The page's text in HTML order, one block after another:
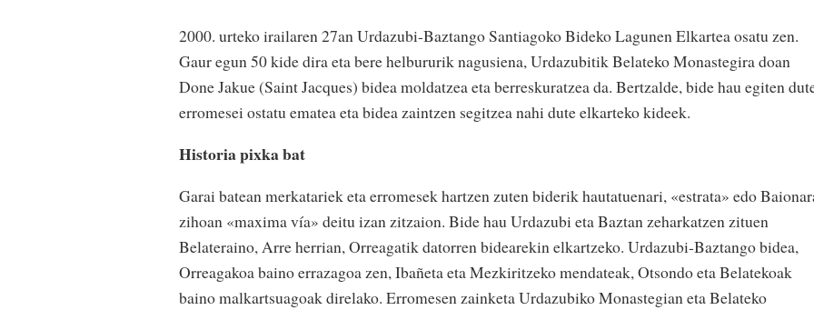
2000. urteko irailaren 27an Urdazubi-Baztango Santiagoko Bideko Lagunen Elkartea osatu zen.
Gaur egun 50 kide dira eta bere helbururik nagusiena, Urdazubitik Belateko Monastegira doan
Done Jakue (Saint Jacques) bidea moldatzea eta berreskuratzea da. Bertzalde, bide hau egiten
erromesei ostatu ematea eta bidea zaintzen segitzea nahi dute elkarteko kideek.
Historia pixka bat
Garai batean merkatariek eta erromesek hartzen zuten biderik hautatuenari, «estrata» edo
zihoan «maxima vía» deitu izan zitzaion. Bide hau Urdazubi eta Baztan zeharkatzen zituen
Belateraino, Arre herrian, Orreagatik datorren bidearekin elkartzeko. Urdazubi-Baztango bidea,
Orreagakoa baino errazagoa zen, Ibañeta eta Mezkiritzeko mendateak, Otsondo eta Belatekoak
baino malkartsuagoak direlako. Erromesen zainketa Urdazubiko Monastegian eta Belateko